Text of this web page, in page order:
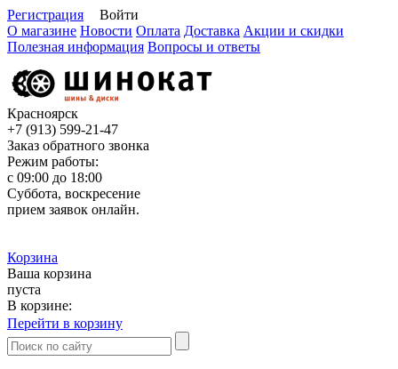
Регистрация
Войти
О магазине Новости Оплата Доставка Акции и скидки
Полезная информация Вопросы и ответы
Красноярск
+7 (913) 599-21-47
Заказ обратного звонка
Режим работы:
с 09:00 до 18:00
Суббота, воскресение
прием заявок онлайн.
Корзина
Ваша корзина
пуста
В корзине:
Перейти в корзину